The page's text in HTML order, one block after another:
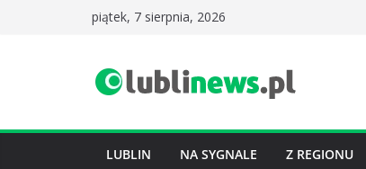
piątek, 7 sierpnia, 2026
LUBLIN NA SYGNALE Z REGIONU